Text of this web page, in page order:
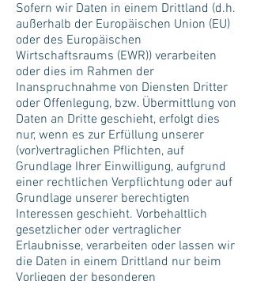
Sofern wir Daten in einem Drittland (d.h.
außerhalb der Europäischen Union (EU)
oder des Europäischen
Wirtschaftsraums (EWR)) verarbeiten
oder dies im Rahmen der
Inanspruchnahme von Diensten Dritter
oder Offenlegung, bzw. Übermittlung von
Daten an Dritte geschieht, erfolgt dies
nur, wenn es zur Erfüllung unserer
(vor)vertraglichen Pflichten, auf
Grundlage Ihrer Einwilligung, aufgrund
einer rechtlichen Verpflichtung oder auf
Grundlage unserer berechtigten
Interessen geschieht. Vorbehaltlich
gesetzlicher oder vertraglicher
Erlaubnisse, verarbeiten oder lassen wir
die Daten in einem Drittland nur beim
Vorliegen der besonderen